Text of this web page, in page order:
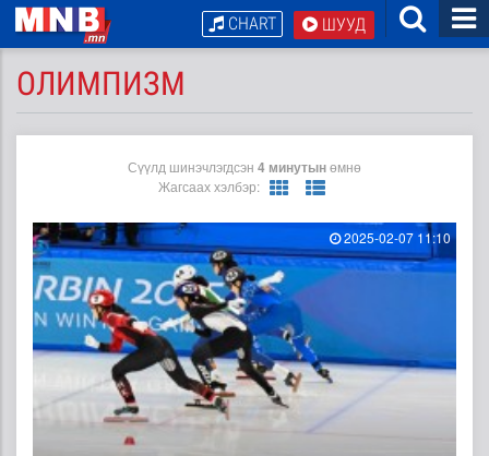
ШУУД
CHART
ОЛИМПИЗМ
Сүүлд шинэчлэгдсэн 4 минутынөмнө
Жагсаах хэлбэр:
2025-02-07 11:10